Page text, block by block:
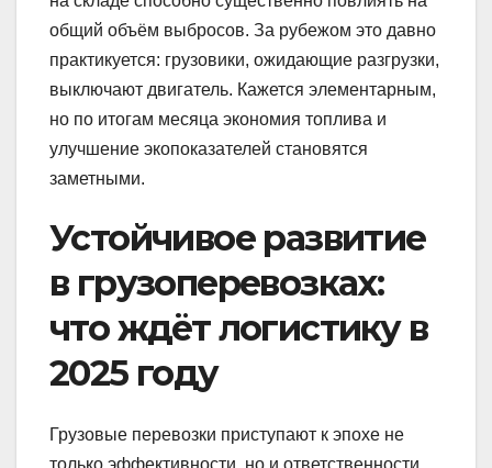
общий объём выбросов. За рубежом это давно
практикуется: грузовики, ожидающие разгрузки,
выключают двигатель. Кажется элементарным,
но по итогам месяца экономия топлива и
улучшение экопоказателей становятся
заметными.
Устойчивое развитие
в грузоперевозках:
что ждёт логистику в
2025 году
Грузовые перевозки приступают к эпохе не